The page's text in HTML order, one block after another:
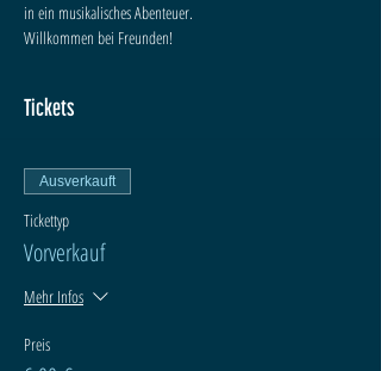
in ein musikalisches Abenteuer.
Willkommen bei Freunden!
Tickets
Ausverkauft
Tickettyp
Vorverkauf
Mehr Infos
Preis